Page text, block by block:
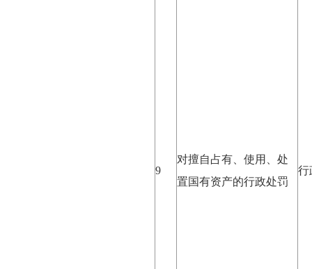
9
对擅自占有、使用、处
置国有资产的行政处罚
行